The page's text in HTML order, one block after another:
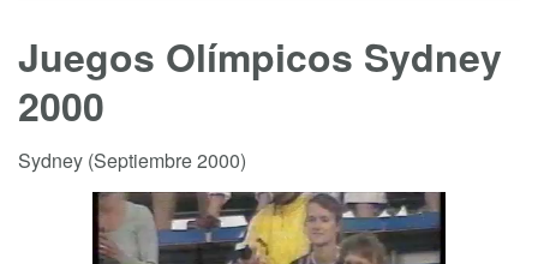
Juegos Olímpicos Sydney
2000
Sydney (Septiembre 2000)